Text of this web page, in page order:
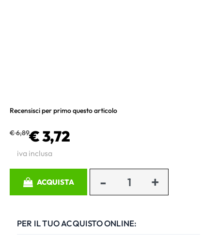
Recensisci per primo questo articolo
€ 6,89€ 3,72
iva inclusa
ACQUISTA
PER IL TUO ACQUISTO ONLINE: